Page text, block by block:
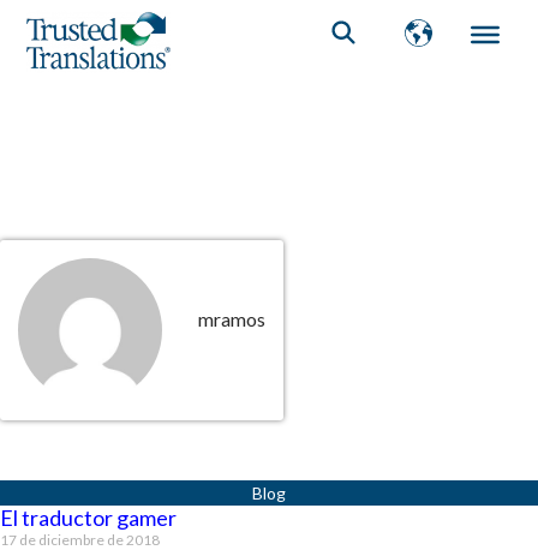
mramos
El traductor gamer
17 de diciembre de 2018
PáginaPágina